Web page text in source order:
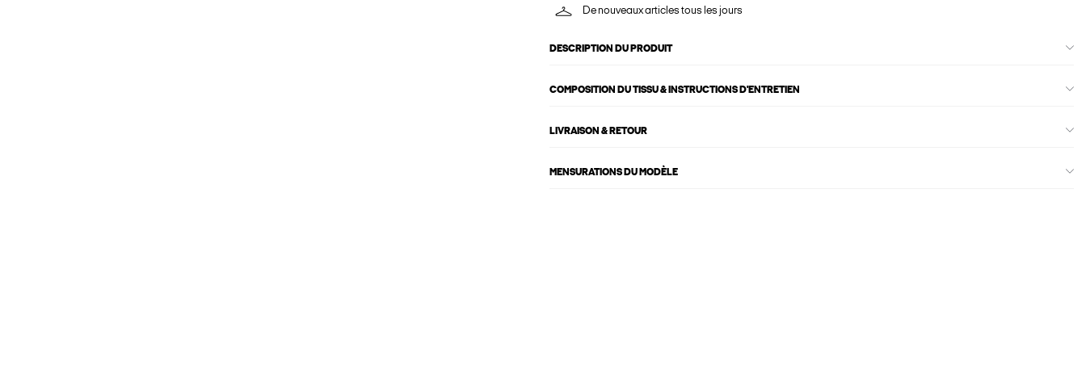
De nouveaux articles tous les jours
DESCRIPTION DU PRODUIT
COMPOSITION DU TISSU & INSTRUCTIONS D'ENTRETIEN
LIVRAISON & RETOUR
MENSURATIONS DU MODÈLE